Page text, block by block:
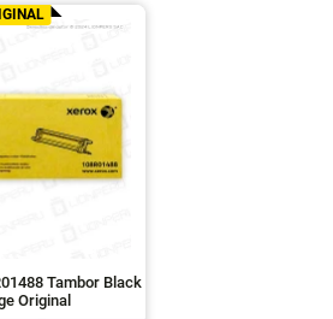
Tambor Black
Original